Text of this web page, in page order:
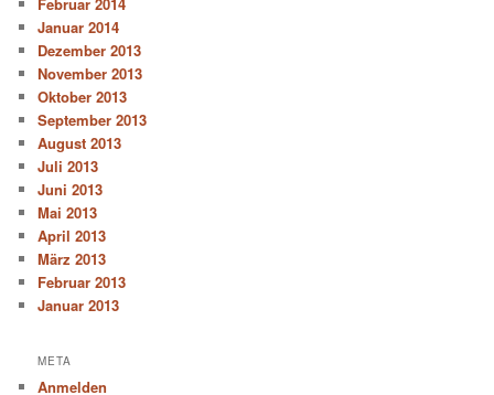
Februar 2014
Januar 2014
Dezember 2013
November 2013
Oktober 2013
September 2013
August 2013
Juli 2013
Juni 2013
Mai 2013
April 2013
März 2013
Februar 2013
Januar 2013
META
Anmelden